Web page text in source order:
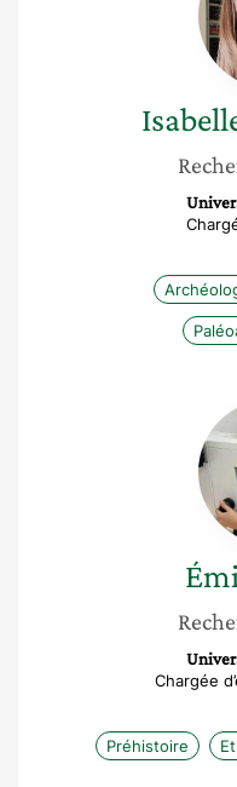
Chargée
Préhistoire